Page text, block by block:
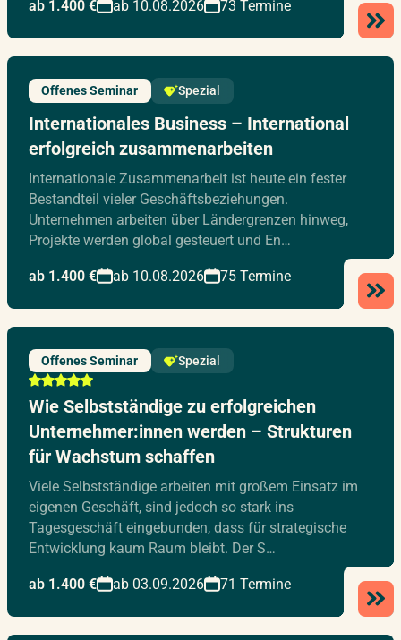
ab 1.400 € ab 10.08.2026 73 Termine
Offenes Seminar Spezial
Internationales Business – International
erfolgreich zusammenarbeiten
Internationale Zusammenarbeit ist heute ein fester
Bestandteil vieler Geschäftsbeziehungen.
Unternehmen arbeiten über Ländergrenzen hinweg,
Projekte werden global gesteuert und En…
ab 1.400 € ab 10.08.2026 75 Termine
Offenes Seminar Spezial
Wie Selbstständige zu erfolgreichen
Unternehmer:innen werden – Strukturen
für Wachstum schaffen
Viele Selbstständige arbeiten mit großem Einsatz im
eigenen Geschäft, sind jedoch so stark ins
Tagesgeschäft eingebunden, dass für strategische
Entwicklung kaum Raum bleibt. Der S…
ab 1.400 € ab 03.09.2026 71 Termine